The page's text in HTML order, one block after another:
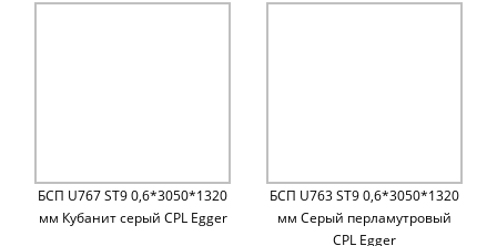
БСП U767 ST9 0,6*3050*1320
мм Кубанит серый CPL Egger
БСП U763 ST9 0,6*3050*1320
мм Серый перламутровый
CPL Egger